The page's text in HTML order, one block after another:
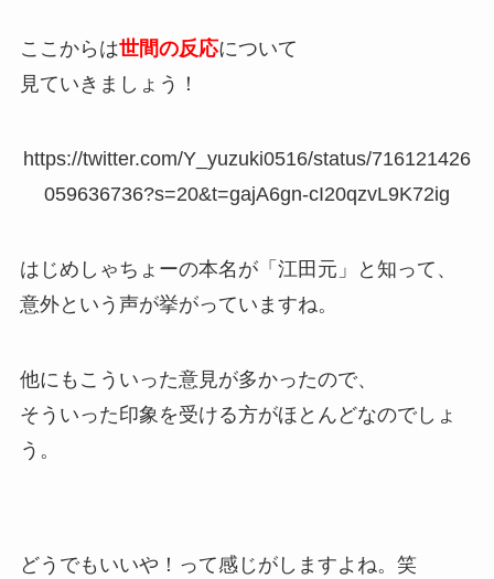
ここからは世間の反応について
見ていきましょう！
https://twitter.com/Y_yuzuki0516/status/716121426
059636736?s=20&t=gajA6gn-cI20qzvL9K72ig
はじめしゃちょーの本名が「江田元」と知って、
意外という声が挙がっていますね。
他にもこういった意見が多かったので、
そういった印象を受ける方がほとんどなのでしょ
う。
どうでもいいや！って感じがしますよね。笑